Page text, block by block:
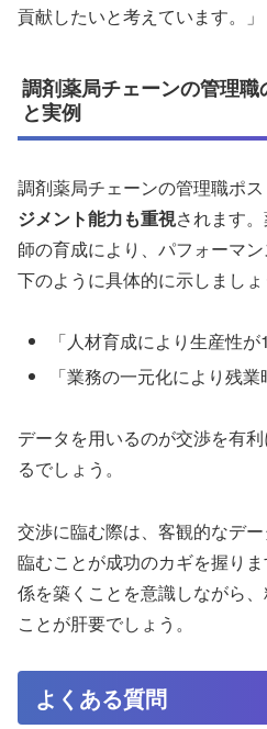
貢献したいと考えています。」
調剤薬局チェーンの管理
と実例
調剤薬局チェーンの管理職ポス
ジメント能力も重視されます
師の育成により、パフォーマ
下のように具体的に示しましょ
「人材育成により生産性が
「業務の一元化により残
データを用いるのが交渉を有
るでしょう。
交渉に臨む際は、客観的なデ
臨むことが成功のカギを握り
係を築くことを意識しながら
ことが肝要でしょう。
よくある質問